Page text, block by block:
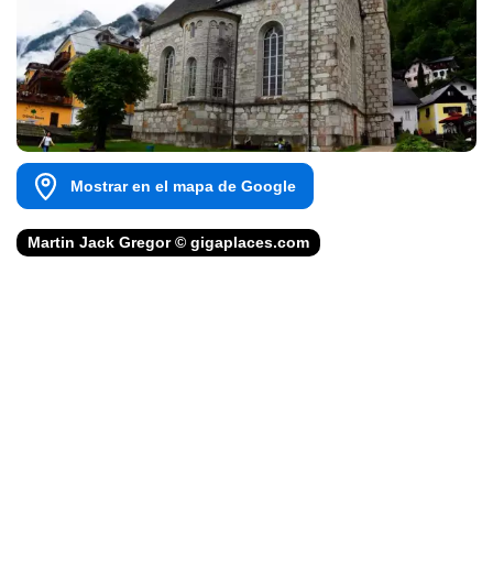
Mostrar en el mapa de Google
Martin Jack Gregor © gigaplaces.com